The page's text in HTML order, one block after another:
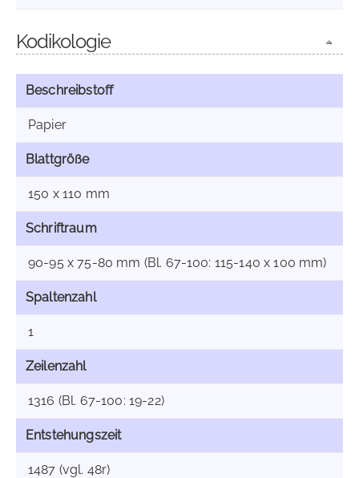
Kodikologie
Beschreibstoff
Papier
Blattgröße
150 x 110 mm
Schriftraum
90-95 x 75-80 mm (Bl. 67-100: 115-140 x 100 mm)
Spaltenzahl
1
Zeilenzahl
1316 (Bl. 67-100: 19-22)
Entstehungszeit
1487 (vgl. 48r)